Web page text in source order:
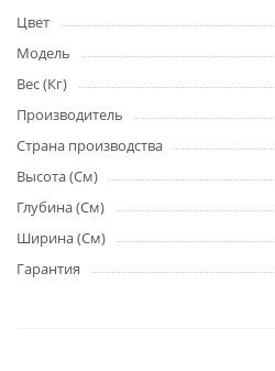
Цвет
Модель
Вес (Кг)
Производитель
Страна производства
Высота (См)
Глубина (См)
Ширина (См)
Гарантия